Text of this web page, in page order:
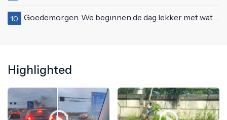
10 Goedemorgen. We beginnen de dag lekker met wat rek- en strekoefeningen
Highlighted